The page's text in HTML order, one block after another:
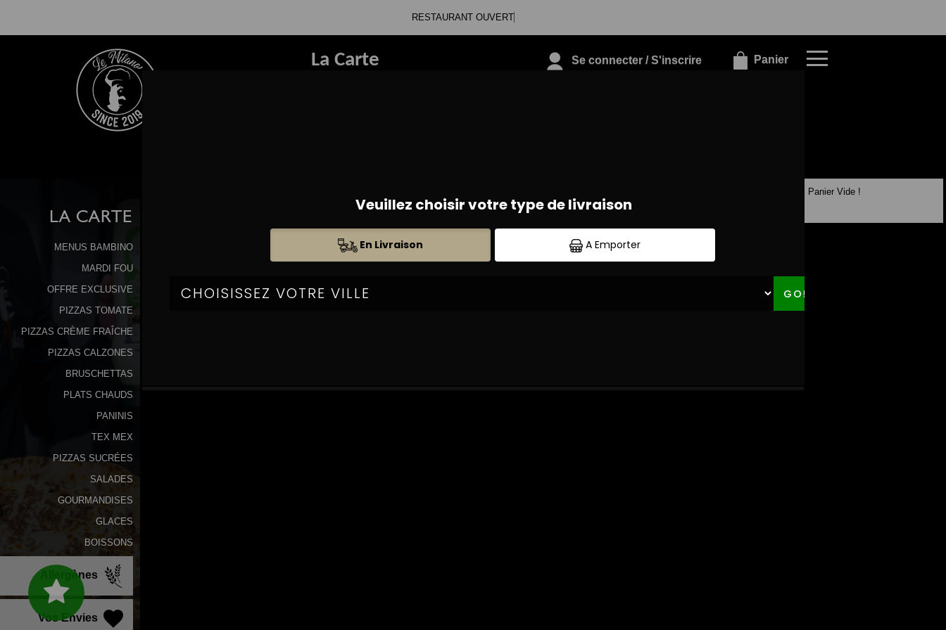
RESTAURANT OUVERT
La Carte Se connecter / S'inscrire Panier
×
LA CARTE
MENUS BAMBINO
MARDI FOU
OFFRE EXCLUSIVE
PIZZAS TOMATE
PIZZAS CRÈME FRAÎCHE
PIZZAS CALZONES
BRUSCHETTAS
PLATS CHAUDS
PANINIS
TEX MEX
PIZZAS SUCRÉES
SALADES
GOURMANDISES
GLACES
BOISSONS
Allergènes
Vos Envies
SALADES Panier Vide !